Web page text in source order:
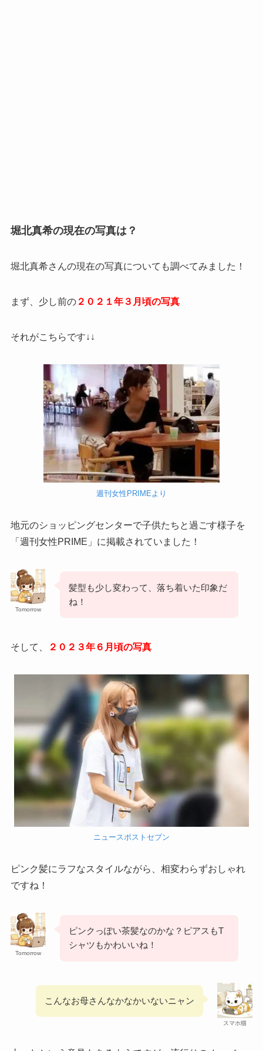
堀北真希の現在の写真は？
堀北真希さんの現在の写真についても調べてみました！
まず、少し前の２０２１年３月頃の写真
それがこちらです↓↓
週刊女性PRIMEより
地元のショッピングセンターで子供たちと過ごす様子を
「週刊女性PRIME」に掲載されていました！
Tomorrow
髪型も少し変わって、落ち着いた印象だ
ね！
そして、 ２０２３年６月頃の写真
ニュースポストセブン
ピンク髪にラフなスタイルながら、相変わらずおしゃれ
ですね！
Tomorrow
ピンクっぽい茶髪なのかな？ピアスもT
シャツもかわいいね！
スマホ猫
こんなお母さんなかなかいないニャン